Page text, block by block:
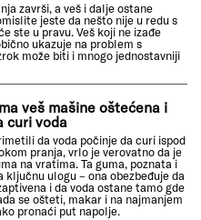
završi, a veš i dalje ostane
jeste da nešto nije u redu s
ste u pravu. Veš koji ne izađe
ukazuje na problem s
može biti i mnogo jednostavniji
veš mašine oštećena i
curi voda
da voda počinje da curi ispod
pranja, vrlo je verovatno da je
na vratima. Ta guma, poznata i
ključnu ulogu – ona obezbeđuje da
i da voda ostane tamo gde
se ošteti, makar i na najmanjem
pronaći put napolje.